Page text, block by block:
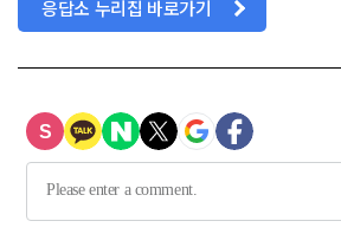
응답소 누리집 바로가기